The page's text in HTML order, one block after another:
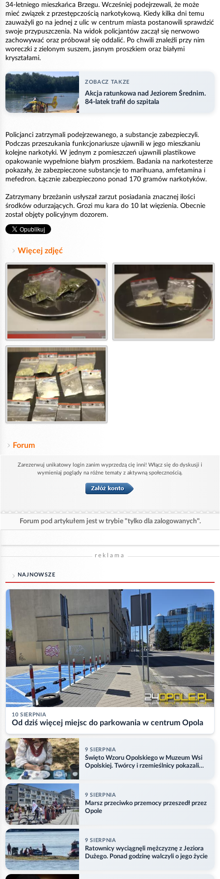
34-letniego mieszkańca Brzegu. Wcześniej podejrzewali, że może
mieć związek z przestępczością narkotykową. Kiedy kilka dni temu
zauważyli go na jednej z ulic w centrum miasta postanowili sprawdzić
swoje przypuszczenia. Na widok policjantów zaczął się nerwowo
zachowywać oraz próbował się oddalić. Po chwili znaleźli przy nim
woreczki z zielonym suszem, jasnym proszkiem oraz białymi
kryształami.
ZOBACZ TAKZE
Akcja ratunkowa nad Jeziorem Średnim.
84-latek trafił do szpitala
Policjanci zatrzymali podejrzewanego, a substancje zabezpieczyli.
Podczas przeszukania funkcjonariusze ujawnili w jego mieszkaniu
kolejne narkotyki. W jednym z pomieszczeń ujawnili plastikowe
opakowanie wypełnione białym proszkiem. Badania na narkotesterze
pokazały, że zabezpieczone substancje to marihuana, amfetamina i
mefedron. Łącznie zabezpieczono ponad 170 gramów narkotyków.
Zatrzymany brzeżanin usłyszał zarzut posiadania znacznej ilości
środków odurzających. Grozi mu kara do 10 lat więzienia. Obecnie
został objęty policyjnym dozorem.
Więcej zdjęć
Forum
Zarezerwuj unikatowy login zanim wyprzedzą cię inni! Włącz się do dyskusji i
wymieniaj poglądy na różne tematy z aktywną społecznością.
Forum pod artykułem jest w trybie "tylko dla zalogowanych".
reklama
NAJNOWSZE
10 SIERPNIA
Od dziś więcej miejsc do parkowania w centrum Opola
9 SIERPNIA
Święto Wzoru Opolskiego w Muzeum Wsi
Opolskiej. Twórcy i rzemieślnicy pokazali
9 SIERPNIA
Marsz przeciwko przemocy przeszedł przez
Opole
9 SIERPNIA
Ratownicy wyciągnęli mężczyznę z Jeziora
Dużego. Ponad godzinę walczyli o jego życie